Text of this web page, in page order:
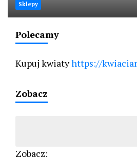
Sklepy
Polecamy
Kupuj kwiatyhttps://
Zobacz
Zobacz: